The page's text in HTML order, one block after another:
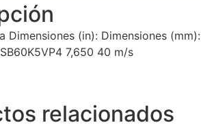
Dimensiones (in): Dimensiones
7,650 40 m/s
relacionados